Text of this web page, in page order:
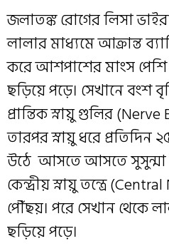
জলাতঙ্ক রোগের লিসা
লালার মাধ্যমে আক্রান্ত
করে আশপাশের মাংস পেশি
ছড়িয়ে পড়ে। সেখানে বংশ
প্রান্তিক স্নায়ু গুলির
তারপর স্নায়ু ধরে প্রতিদিন
উঠে আসতে আসতে সুসুন্মা
কেন্দ্রীয় স্নায়ু তন্ত্রে
পৌঁছয়। পরে সেখান থেকে
ছড়িয়ে পড়ে।